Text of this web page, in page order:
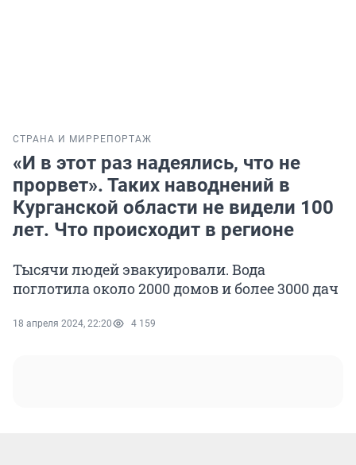
СТРАНА И МИР РЕПОРТАЖ
«И в этот раз надеялись, что не
прорвет». Таких наводнений в
Курганской области не видели 100
лет. Что происходит в регионе
Тысячи людей эвакуировали. Вода
поглотила около 2000 домов и более 3000 дач
18 апреля 2024, 22:20 4 159